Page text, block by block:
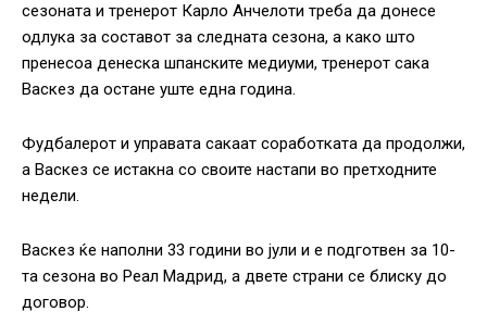
сезоната и тренерот Карло Анчелоти треба да донесе
одлука за составот за следната сезона, а како што
пренесоа денеска шпанските медиуми, тренерот сака
Васкез да остане уште една година.
Фудбалерот и управата сакаат соработката да продолжи,
а Васкез се истакна со своите настапи во претходните
недели.
Васкез ќе наполни 33 години во јули и е подготвен за 10-
та сезона во Реал Мадрид, а двете страни се блиску до
договор.